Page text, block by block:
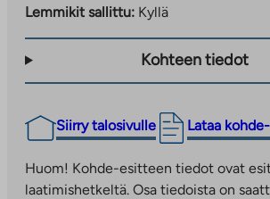
Lemmikit sallittu: Kyllä
Kohteen tiedot
Siirry talosivulle Lataa
Linkki
vie
palveluun.
Huom! Kohde-esitteen tiedot ovat
laatimishetkeltä. Osa tiedoista on